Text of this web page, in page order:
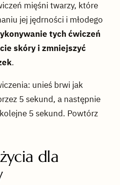
mięśni twarzy, które
jej jędrności i młodego
tych ćwiczeń
skóry i zmniejszyć
.
unieś brwi jak
5 sekund, a następnie
5 sekund. Powtórz
dla